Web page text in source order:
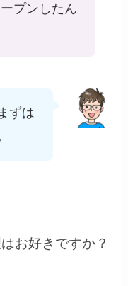
プンしたん
ずは
お好きですか？